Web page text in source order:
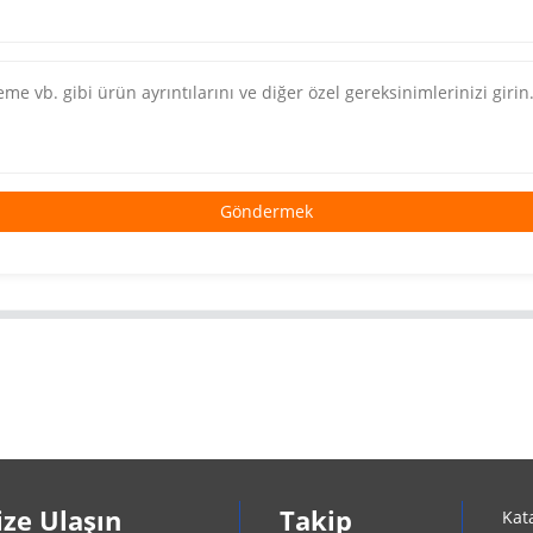
Göndermek
Ulaşın Takip